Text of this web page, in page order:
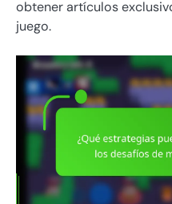
obtener artículos
juego.